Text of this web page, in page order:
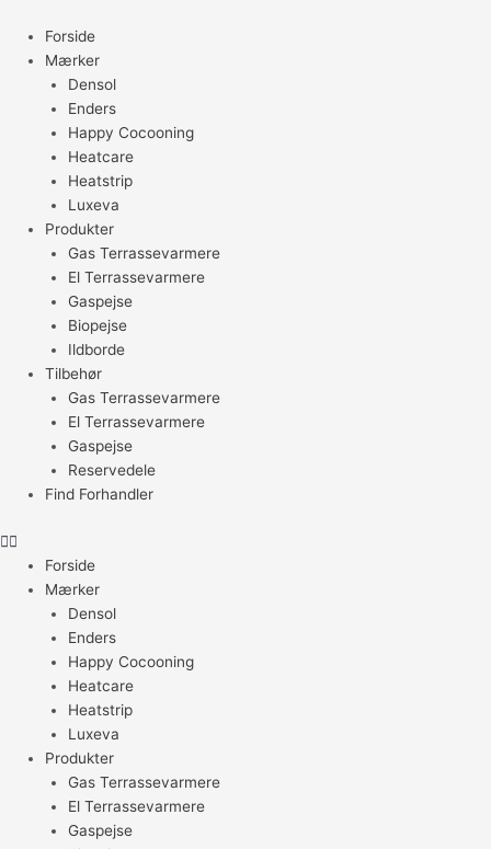
indholdet
Forside
Mærker
Densol
Enders
Happy Cocooning
Heatcare
Heatstrip
Luxeva
Produkter
Gas Terrassevarmere
El Terrassevarmere
Gaspejse
Biopejse
Ildborde
Tilbehør
Gas Terrassevarmere
El Terrassevarmere
Gaspejse
Reservedele
Find Forhandler
Forside
Mærker
Densol
Enders
Happy Cocooning
Heatcare
Heatstrip
Luxeva
Produkter
Gas Terrassevarmere
El Terrassevarmere
Gaspejse